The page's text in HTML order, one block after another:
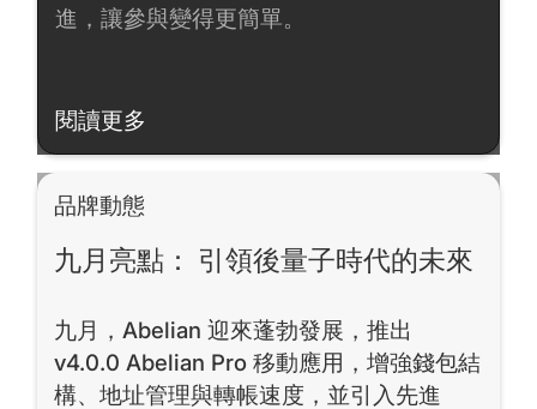
進，讓參與變得更簡單。
閱讀更多
閱讀更多
品牌動態
九月亮點： 引領後量子時代的未來
九月，Abelian 迎來蓬勃發展，推出
v4.0.0 Abelian Pro 移動應用，增強錢包結
構、地址管理與轉帳速度，並引入先進